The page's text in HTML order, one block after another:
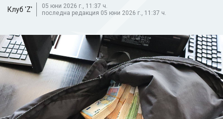
Клуб 'Z'
05 юни 2026 г., 11:37 ч.
последна редакция 05 юни 2026 г., 11:37 ч.